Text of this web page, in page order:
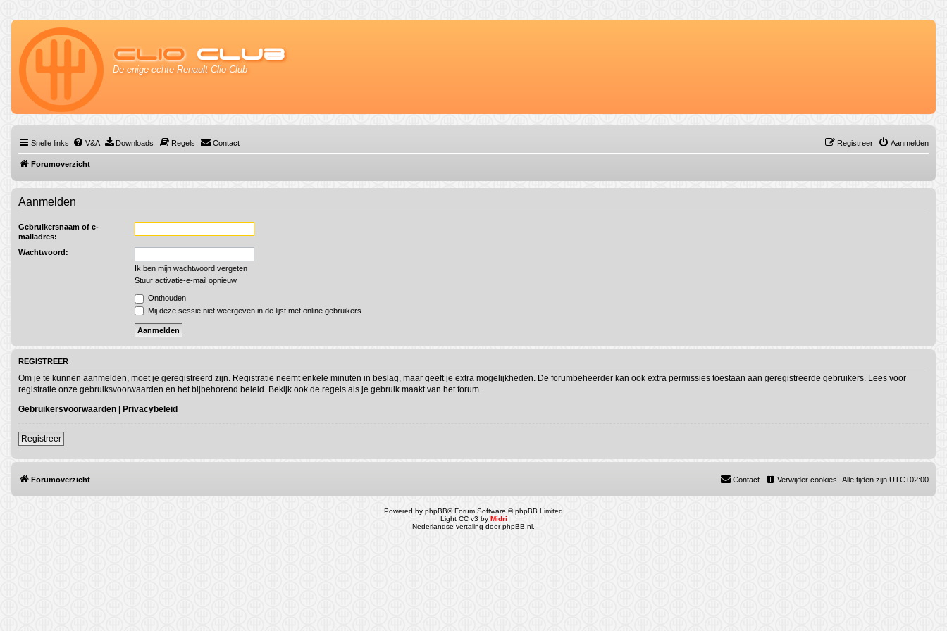
Clio Club
De enige echte Renault Clio Club
Snelle links V&A Downloads Regels Contact Aanmelden
Registreer
Forumoverzicht
Aanmelden
Gebruikersnaam of e-
mailadres:
Wachtwoord:
Ik ben mijn wachtwoord vergeten
Stuur activatie-e-mail opnieuw
Onthouden
Mij deze sessie niet weergeven in de lijst met online gebruikers
REGISTREER
Om je te kunnen aanmelden, moet je geregistreerd zijn. Registratie neemt enkele minuten in beslag, maar geeft je extra mogelijkheden. De forumbeheerder kan ook extra permissies toestaan aan geregistreerde gebruikers. Lees voor
registratie onze gebruiksvoorwaarden en het bijbehorend beleid. Bekijk ook de regels als je gebruik maakt van het forum.
Gebruikersvoorwaarden | Privacybeleid
Registreer
Forumoverzicht Alle tijden zijn UTC+02:00
Verwijder cookies
Contact
Powered by phpBB® Forum Software © phpBB Limited
Light CC v3 by Midri
Nederlandse vertaling doorphpBB.nl